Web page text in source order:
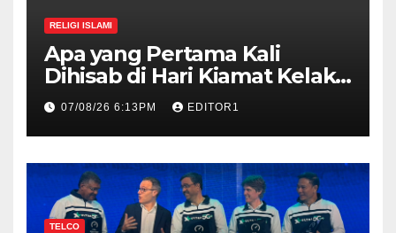
RELIGI ISLAMI
Apa yang Pertama Kali
Dihisab di Hari Kiamat Kelak?,
Ini Jawabannya!
07/08/26 6:13PM EDITOR1
TELCO